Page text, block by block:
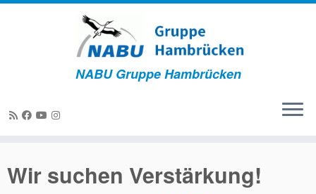
Inhalt
springen
NABU Gruppe Hambrücken
Wir suchen Verstärkung!